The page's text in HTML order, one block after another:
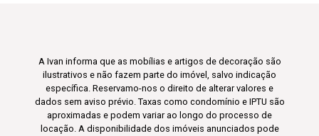
A Ivan informa que as mobílias e artigos de decoração são
ilustrativos e não fazem parte do imóvel, salvo indicação
específica. Reservamo-nos o direito de alterar valores e
dados sem aviso prévio. Taxas como condomínio e IPTU são
aproximadas e podem variar ao longo do processo de
locação. A disponibilidade dos imóveis anunciados pode